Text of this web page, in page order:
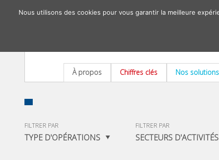
À propos Chiffres clés Nos solutions
FILTRER PAR
TYPE D'OPÉRATIONS
FILTRER PAR
SECTEURS D'ACTIVITÉS
Nous utilisons des cookies pour vous garantir la meilleure